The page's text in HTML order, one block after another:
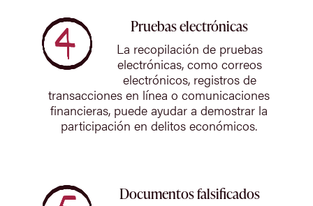
Pruebas electrónicas
La recopilación de pruebas
electrónicas, como correos
electrónicos, registros de
transacciones en línea o comunicaciones
financieras, puede ayudar a demostrar la
participación en delitos económicos.
Documentos falsificados